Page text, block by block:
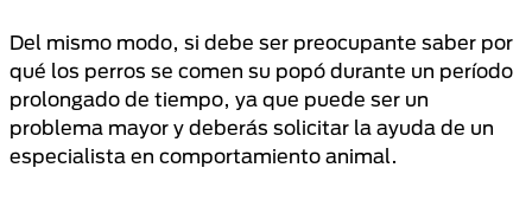
Del mismo modo, si debe ser preocupante saber por
qué los perros se comen su popó durante un período
prolongado de tiempo, ya que puede ser un
problema mayor y deberás solicitar la ayuda de un
especialista en comportamiento animal.